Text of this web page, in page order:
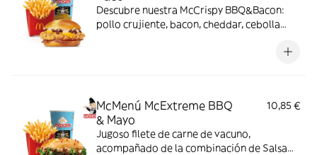
Descubre nuestra McCrispy BBQ&Bacon:
pollo crujiente, bacon, cheddar, cebolla
harina de trigo con copos de patata. ¡Sabor
McMenú McExtreme BBQ
& Mayo
10,85 €
Jugoso filete de carne de vacuno,
acompañado de la combinación de Salsa